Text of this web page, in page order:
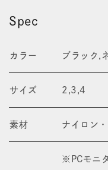
Spec
カラー ブラック,
サイズ 2,3,4
素材 ナイロン
※PCモニ